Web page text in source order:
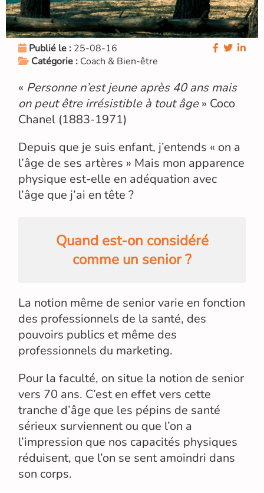
Publié le : 25-08-16
Catégorie : Coach & Bien-être
« Personne n’est jeune après 40 ans mais
on peut être irrésistible à tout âge» Coco
Chanel (1883-1971)
Depuis que je suis enfant, j’entends « on a
l’âge de ses artères » Mais mon apparence
physique est-elle en adéquation avec
l’âge que j’ai en tête ?
Quand est-on considéré
comme un senior ?
La notion même de senior varie en fonction
des professionnels de la santé, des
pouvoirs publics et même des
professionnels du marketing.
Pour la faculté, on situe la notion de senior
vers 70 ans. C’est en effet vers cette
tranche d’âge que les pépins de santé
sérieux surviennent ou que l’on a
l’impression que nos capacités physiques
réduisent, que l’on se sent amoindri dans
son corps.